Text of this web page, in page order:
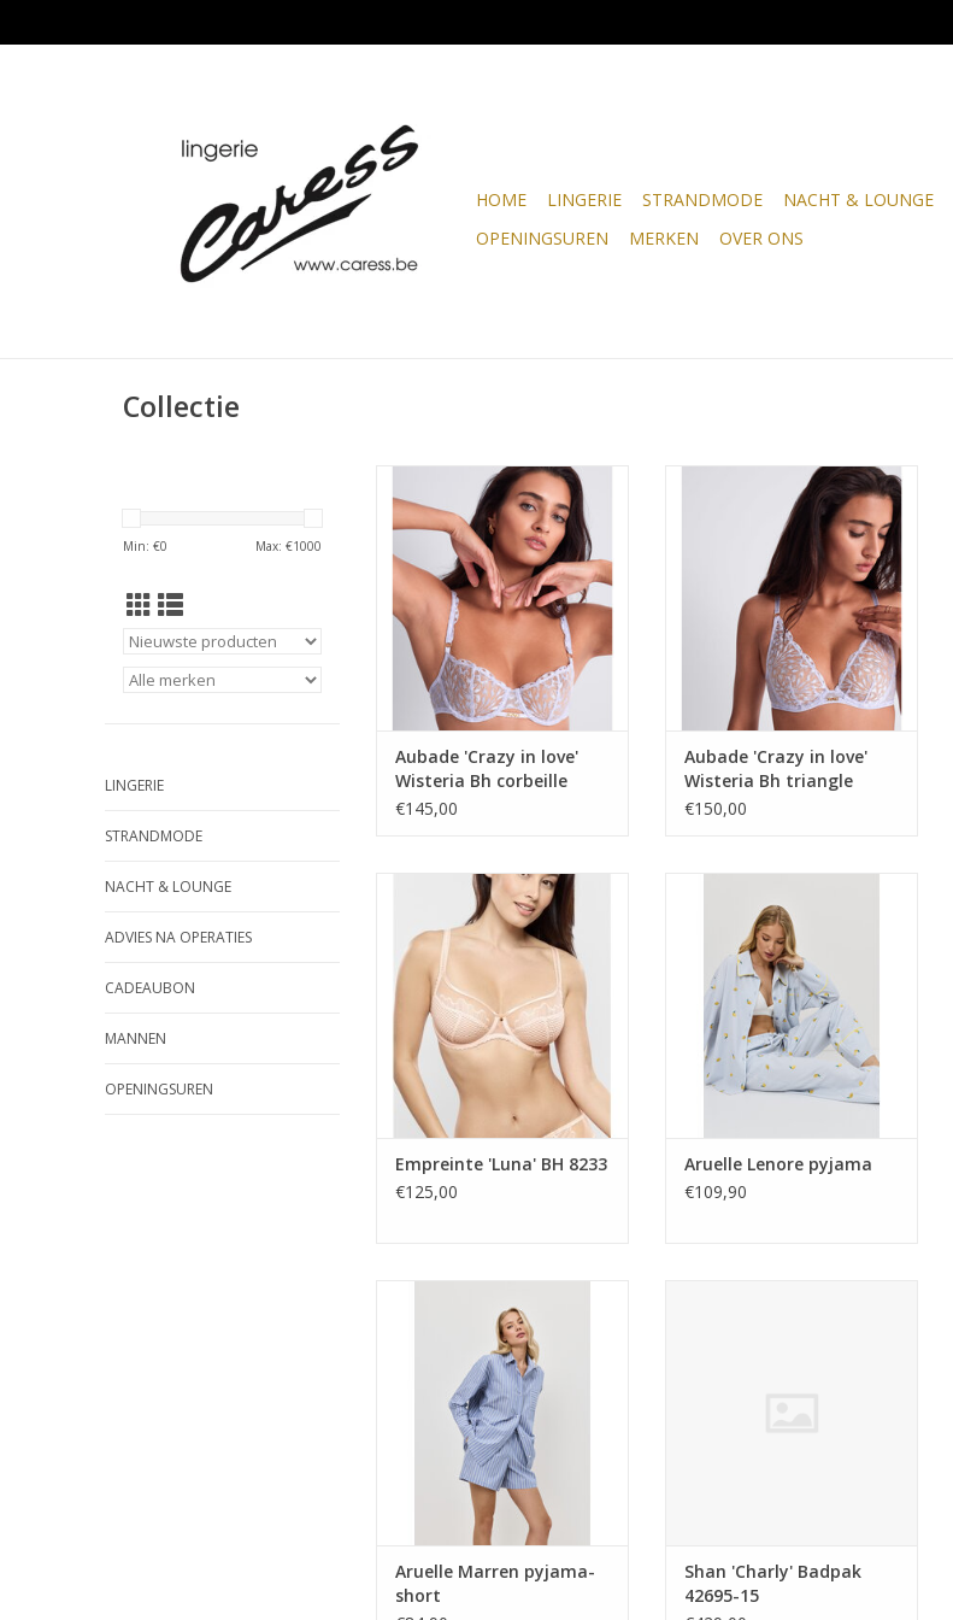
HOME LINGERIE STRANDMODE NACHT & LOUNGE
OPENINGSUREN
MERKEN OVER ONS
Collectie
Min: €0 Max: €1000
LINGERIE
STRANDMODE
NACHT & LOUNGE
ADVIES NA OPERATIES
CADEAUBON
MANNEN
OPENINGSUREN
Aubade Aubade 'Crazy in love'
Wisteria Bh corbeille 5DF14
Aubade 'Crazy in love'
Wisteria Bh corbeille
5DF14
€145,00
Aubade Aubade 'Crazy in love'
Wisteria Bh triangle 5DF12
Aubade 'Crazy in love'
Wisteria Bh triangle
5DF12
€150,00
bh met beugel
verkrijgbaar in roze en zwart
Empreinte 'Luna' BH 8233
€125,00
Aruelle Lenore pyjama
€109,90
Aruelle Marren pyjama-
short
Shan 'Charly' Badpak
42695-15